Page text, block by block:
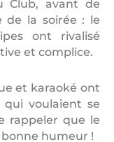
Club, avant de
de la soirée : le
ont rivalisé
et complice.
et karaoké ont
qui voulaient se
rappeler que le
humeur !